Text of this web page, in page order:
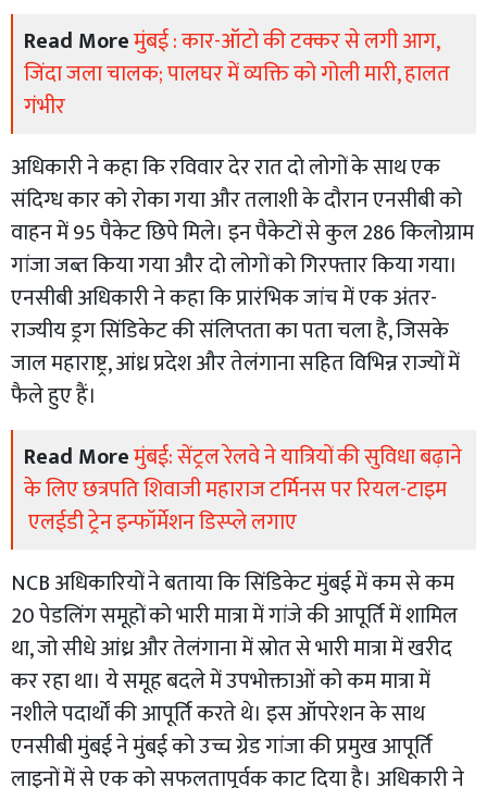
Read Moreमुंबई : कार-ऑटो की टक्कर से लगी आग,
जिंदा जला चालक; पालघर में व्यक्ति को गोली मारी, हालत
गंभीर
अधिकारी ने कहा कि रविवार देर रात दो लोगों के साथ एक
संदिग्ध कार को रोका गया और तलाशी के दौरान एनसीबी को
वाहन में 95 पैकेट छिपे मिले। इन पैकेटों से कुल 286 किलोग्राम
गांजा जब्त किया गया और दो लोगों को गिरफ्तार किया गया।
एनसीबी अधिकारी ने कहा कि प्रारंभिक जांच में एक अंतर-
राज्यीय ड्रग सिंडिकेट की संलिप्तता का पता चला है, जिसके
जाल महाराष्ट्र, आंध्र प्रदेश और तेलंगाना सहित विभिन्न राज्यों में
फैले हुए हैं।
Read Moreमुंबई: सेंट्रल रेलवे ने यात्रियों की सुविधा बढ़ाने
के लिए छत्रपति शिवाजी महाराज टर्मिनस पर रियल-टाइम
एलईडी ट्रेन इन्फॉर्मेशन डिस्प्ले लगाए
NCB अधिकारियों ने बताया कि सिंडिकेट मुंबई में कम से कम
20 पेडलिंग समूहों को भारी मात्रा में गांजे की आपूर्ति में शामिल
था, जो सीधे आंध्र और तेलंगाना में स्रोत से भारी मात्रा में खरीद
कर रहा था। ये समूह बदले में उपभोक्ताओं को कम मात्रा में
नशीले पदार्थों की आपूर्ति करते थे। इस ऑपरेशन के साथ
एनसीबी मुंबई ने मुंबई को उच्च ग्रेड गांजा की प्रमुख आपूर्ति
लाइनों में से एक को सफलतापूर्वक काट दिया है। अधिकारी ने